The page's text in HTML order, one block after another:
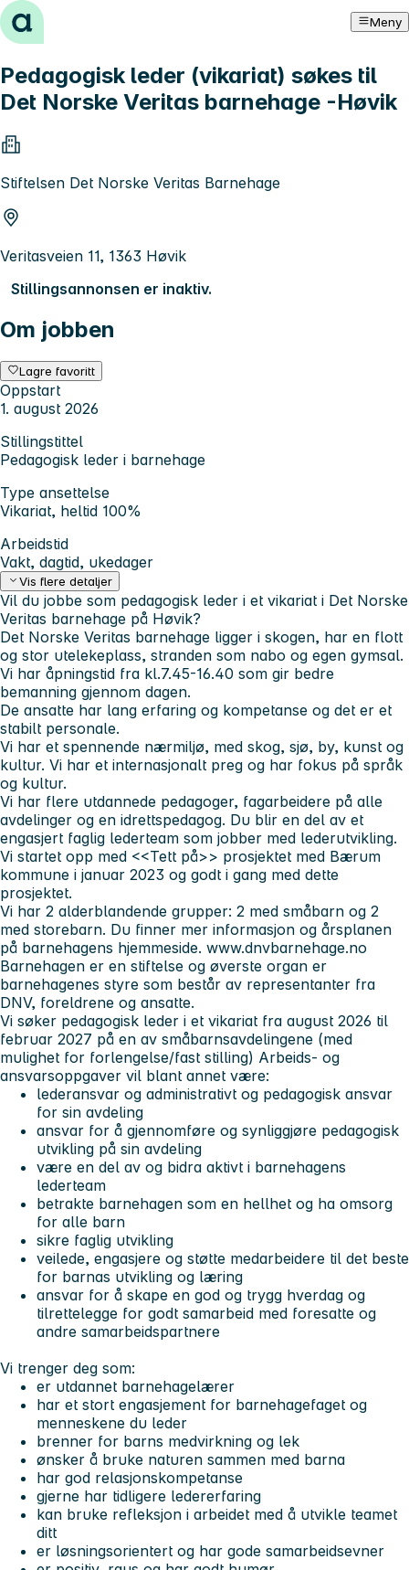
Hopp til innhold Meny
Pedagogisk leder (vikariat) søkes til
Det Norske Veritas barnehage -Høvik
Stiftelsen Det Norske Veritas Barnehage
Veritasveien 11, 1363 Høvik
Stillingsannonsen er inaktiv.
Om jobben
Lagre favoritt
Oppstart
1. august 2026
Stillingstittel
Pedagogisk leder i barnehage
Type ansettelse
Vikariat, heltid 100%
Arbeidstid
Vakt, dagtid, ukedager
Vis flere detaljer
Vil du jobbe som pedagogisk leder i et vikariat i Det Norske
Veritas barnehage på Høvik?
Det Norske Veritas barnehage ligger i skogen, har en flott
og stor utelekeplass, stranden som nabo og egen gymsal.
Vi har åpningstid fra kl.7.45-16.40 som gir bedre
bemanning gjennom dagen.
De ansatte har lang erfaring og kompetanse og det er et
stabilt personale.
Vi har et spennende nærmiljø, med skog, sjø, by, kunst og
kultur. Vi har et internasjonalt preg og har fokus på språk
og kultur.
Vi har flere utdannede pedagoger, fagarbeidere på alle
avdelinger og en idrettspedagog. Du blir en del av et
engasjert faglig lederteam som jobber med lederutvikling.
Vi startet opp med <<Tett på>> prosjektet med Bærum
kommune i januar 2023 og godt i gang med dette
prosjektet.
Vi har 2 alderblandende grupper: 2 med småbarn og 2
med storebarn. Du finner mer informasjon og årsplanen
på barnehagens hjemmeside. www.dnvbarnehage.no
Barnehagen er en stiftelse og øverste organ er
barnehagenes styre som består av representanter fra
DNV, foreldrene og ansatte.
Vi søker pedagogisk leder i et vikariat fra august 2026 til
februar 2027 på en av småbarnsavdelingene (med
mulighet for forlengelse/fast stilling) Arbeids- og
ansvarsoppgaver vil blant annet være:
lederansvar og administrativt og pedagogisk ansvar
for sin avdeling
ansvar for å gjennomføre og synliggjøre pedagogisk
utvikling på sin avdeling
være en del av og bidra aktivt i barnehagens
lederteam
betrakte barnehagen som en hellhet og ha omsorg
for alle barn
sikre faglig utvikling
veilede, engasjere og støtte medarbeidere til det beste
for barnas utvikling og læring
ansvar for å skape en god og trygg hverdag og
tilrettelegge for godt samarbeid med foresatte og
andre samarbeidspartnere
Vi trenger deg som:
er utdannet barnehagelærer
har et stort engasjement for barnehagefaget og
menneskene du leder
brenner for barns medvirkning og lek
ønsker å bruke naturen sammen med barna
har god relasjonskompetanse
gjerne har tidligere ledererfaring
kan bruke refleksjon i arbeidet med å utvikle teamet
ditt
er løsningsorientert og har gode samarbeidsevner